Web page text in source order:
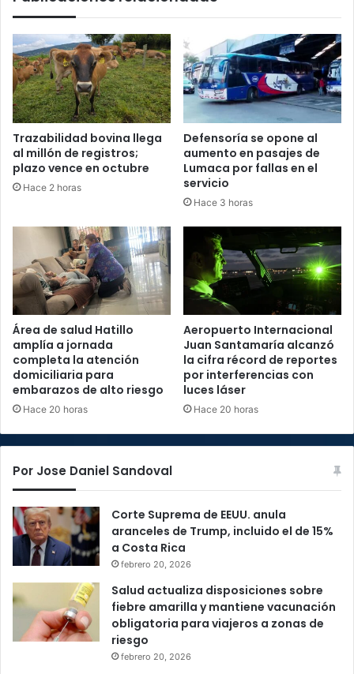
Trazabilidad bovina llega
al millón de registros;
plazo vence en octubre
Hace 2 horas
Defensoría se opone al
aumento en pasajes de
Lumaca por fallas en el
servicio
Hace 3 horas
Área de salud Hatillo
amplía a jornada
completa la atención
domiciliaria para
embarazos de alto riesgo
Hace 20 horas
Aeropuerto Internacional
Juan Santamaría alcanzó
la cifra récord de reportes
por interferencias con
luces láser
Hace 20 horas
Por Jose Daniel Sandoval
Corte Suprema de EEUU. anula
aranceles de Trump, incluido el de 15%
a Costa Rica
febrero 20, 2026
Salud actualiza disposiciones sobre
fiebre amarilla y mantiene vacunación
obligatoria para viajeros a zonas de
riesgo
febrero 20, 2026